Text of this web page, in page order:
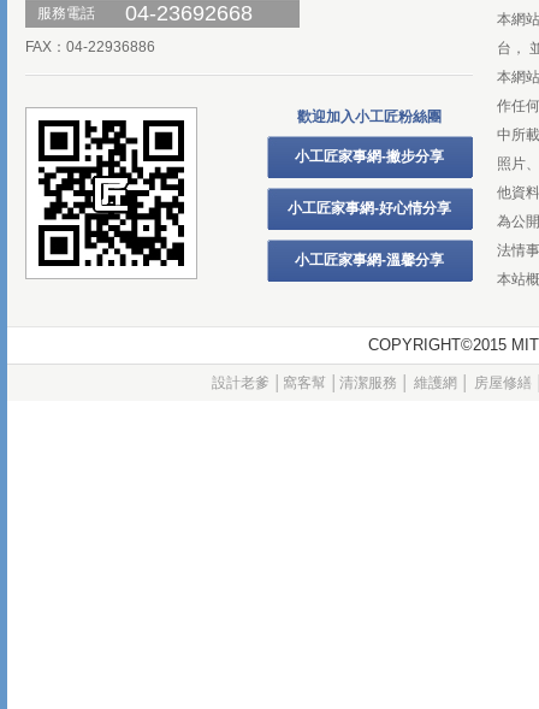
服務電話
04-23692668
FAX：04-22936886
歡迎加入小工匠粉絲團
小工匠家事網-撇步分享
小工匠家事網-好心情分享
小工匠家事網-溫馨分享
本網
台，
本網
作任
中所
照片
他資
為公
法情
本站
COPYRIGHT©2015
設計老爹 窩客幫 清潔服務 維護網 房屋修繕